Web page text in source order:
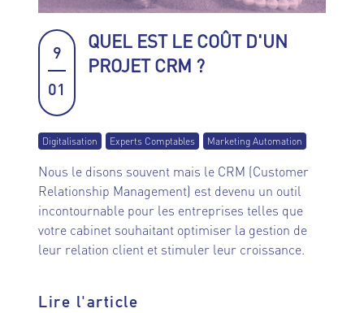
9
01
QUEL EST LE COÛT D'UN
PROJET CRM ?
Digitalisation Experts Comptables Marketing Automation
Nous le disons souvent mais le CRM (Customer
Relationship Management) est devenu un outil
incontournable pour les entreprises telles que
votre cabinet souhaitant optimiser la gestion de
leur relation client et stimuler leur croissance.
Lire l'article